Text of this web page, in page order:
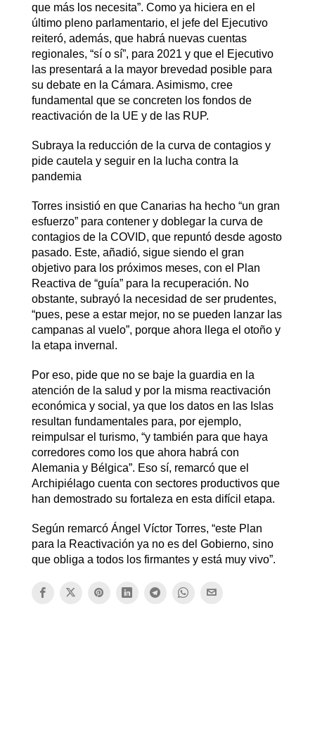
que más los necesita”. Como ya hiciera en el
último pleno parlamentario, el jefe del Ejecutivo
reiteró, además, que habrá nuevas cuentas
regionales, “sí o sí”, para 2021 y que el Ejecutivo
las presentará a la mayor brevedad posible para
su debate en la Cámara. Asimismo, cree
fundamental que se concreten los fondos de
reactivación de la UE y de las RUP.
Subraya la reducción de la curva de contagios y
pide cautela y seguir en la lucha contra la
pandemia
Torres insistió en que Canarias ha hecho “un gran
esfuerzo” para contener y doblegar la curva de
contagios de la COVID, que repuntó desde agosto
pasado. Este, añadió, sigue siendo el gran
objetivo para los próximos meses, con el Plan
Reactiva de “guía” para la recuperación. No
obstante, subrayó la necesidad de ser prudentes,
“pues, pese a estar mejor, no se pueden lanzar las
campanas al vuelo”, porque ahora llega el otoño y
la etapa invernal.
Por eso, pide que no se baje la guardia en la
atención de la salud y por la misma reactivación
económica y social, ya que los datos en las Islas
resultan fundamentales para, por ejemplo,
reimpulsar el turismo, “y también para que haya
corredores como los que ahora habrá con
Alemania y Bélgica”. Eso sí, remarcó que el
Archipiélago cuenta con sectores productivos que
han demostrado su fortaleza en esta difícil etapa.
Según remarcó Ángel Víctor Torres, “este Plan
para la Reactivación ya no es del Gobierno, sino
que obliga a todos los firmantes y está muy vivo”.